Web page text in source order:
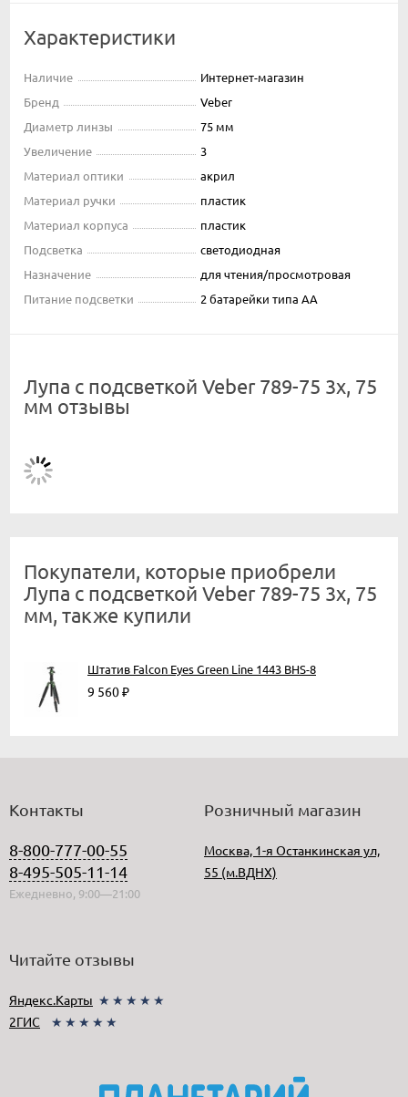
Характеристики
Наличие
Интернет-магазин
Бренд
Veber
Диаметр линзы
75 мм
Увеличение
3
Материал оптики
акрил
Материал ручки
пластик
Материал корпуса
пластик
Подсветка
светодиодная
Назначение
для чтения/просмотровая
Питание подсветки
2 батарейки типа АА
Лупа с подсветкой Veber 789-75 3х, 75
мм отзывы
Покупатели, которые приобрели
Лупа с подсветкой Veber 789-75 3х, 75
мм, также купили
Штатив Falcon Eyes Green Line 1443 BHS-8
9 560₽
Контакты
8-800-777-00-55
8-495-505-11-14
Ежедневно, 9:00—21:00
Розничный магазин
Москва, 1-я Останкинская ул,
55 (м.ВДНХ)
Читайте отзывы
Яндекс.Карты ★★★★★
2ГИС
★★★★★